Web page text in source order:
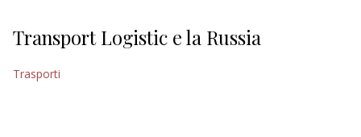
Transport Logistic e la Russia
Trasporti